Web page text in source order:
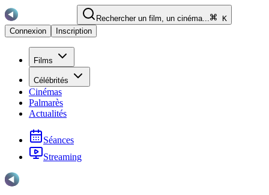
Rechercher un film, un cinéma...
K
Connexion
Inscription
Films
Célébrités
Cinémas
Palmarès
Actualités
Séances
Streaming